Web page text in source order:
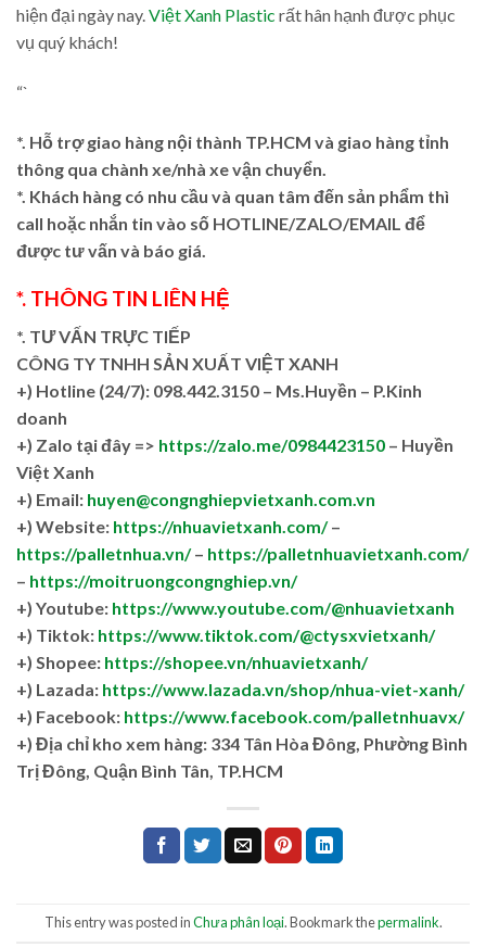
hiện đại ngày nay.Việt Xanh Plastic rất hân hạnh được phục
vụ quý khách!
“`
*. Hỗ trợ giao hàng nội thành TP.HCM và giao hàng tỉnh
thông qua chành xe/nhà xe vận chuyển.
*. Khách hàng có nhu cầu và quan tâm đến sản phẩm thì
call hoặc nhắn tin vào số HOTLINE/ZALO/EMAIL để
được tư vấn và báo giá.
*. THÔNG TIN LIÊN HỆ
*. TƯ VẤN TRỰC TIẾP
CÔNG TY TNHH SẢN XUẤT VIỆT XANH
+) Hotline (24/7): 098.442.3150 – Ms.Huyền – P.Kinh
doanh
+) Zalo tại đây => https://zalo.me/0984423150 – Huyền
Việt Xanh
+) Email: huyen@congnghiepvietxanh.com.vn
+) Website: https://nhuavietxanh.com/–
https://palletnhua.vn/– https://palletnhuavietxanh.com/
– https://moitruongcongnghiep.vn/
+) Youtube: https://www.youtube.com/@nhuavietxanh
+) Tiktok: https://www.tiktok.com/@ctysxvietxanh/
+) Shopee: https://shopee.vn/nhuavietxanh/
+) Lazada: https://www.lazada.vn/shop/nhua-viet-xanh/
+) Facebook: https://www.facebook.com/palletnhuavx/
+) Địa chỉ kho xem hàng: 334 Tân Hòa Đông, Phường Bình
Trị Đông, Quận Bình Tân, TP.HCM
This entry was posted inChưa phân loại. Bookmark thepermalink.